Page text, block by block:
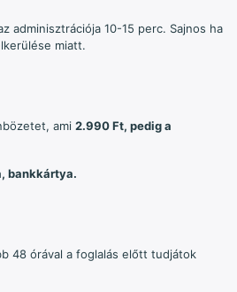
adminisztrációja 10-15 perc. Sajnos ha
miatt.
ami 2.990 Ft, pedig a
bankkártya.
48 órával a foglalás előtt tudjátok